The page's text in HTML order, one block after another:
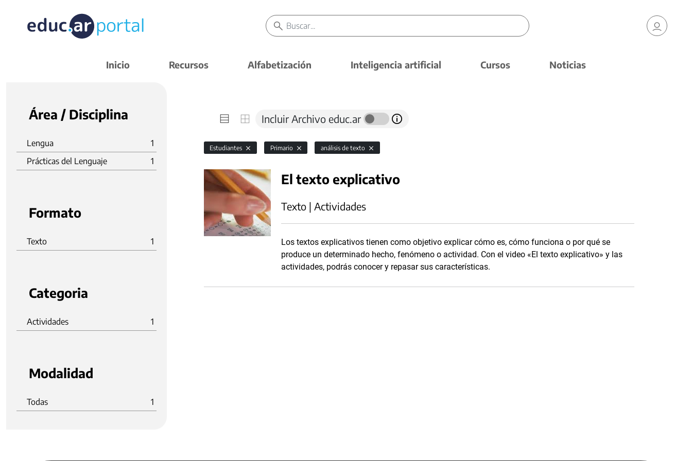
Inicio Recursos Alfabetización Inteligencia artificial Cursos Noticias
Área / Disciplina
Lengua
1
Prácticas del Lenguaje
1
Formato
Texto 1
Categoria
Actividades 1
Modalidad
Todas 1
Incluir Archivo educ.ar
Estudiantes Primario análisis de texto
El texto explicativo
Texto | Actividades
Los textos explicativos tienen como objetivo explicar cómo es, cómo funciona o por qué se
produce un determinado hecho, fenómeno o actividad. Con el video «El texto explicativo» y las
actividades, podrás conocer y repasar sus características.